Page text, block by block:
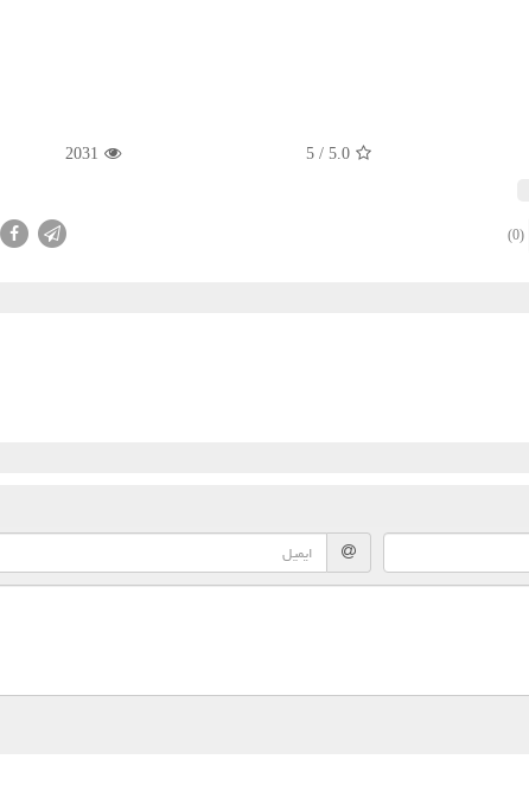
5.0
/
5
2031
(0)